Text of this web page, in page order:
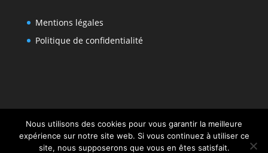
Mentions légales
Politique de confidentialité
Nous utilisons des cookies pour vous garantir la meilleure
expérience sur notre site web. Si vous continuez à utiliser ce
site, nous supposerons que vous en êtes satisfait.